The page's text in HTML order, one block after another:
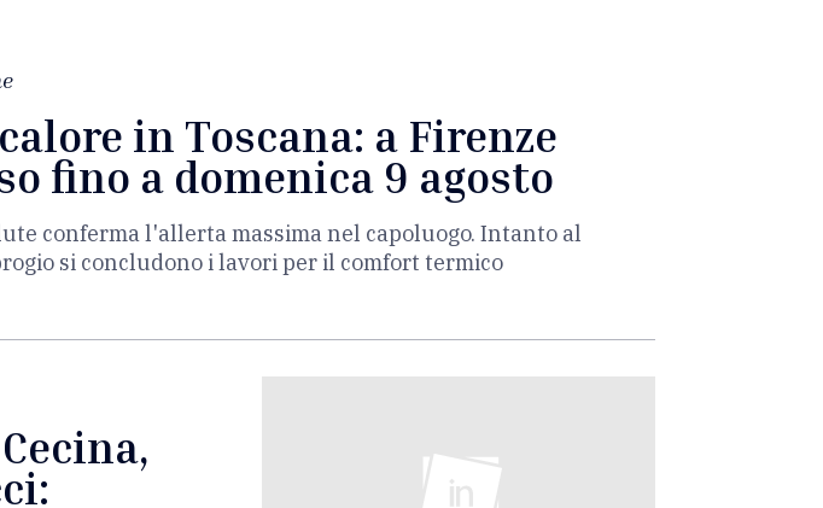
in Toscana: a Firenze
fino a domenica 9 agosto
conferma l'allerta massima nel capoluogo. Intanto al
si concludono i lavori per il comfort termico